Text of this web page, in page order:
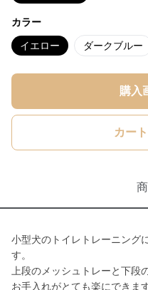
カラー
イエロー ダークブルー
購入
カー
小型犬のトイレトレーニング
す。
上段のメッシュトレーと下段
お手入れがとても楽にできます